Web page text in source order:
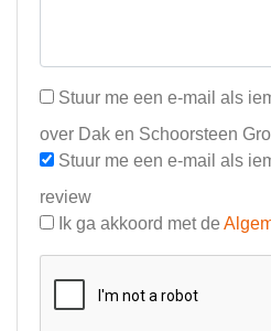
Stuur me een e-mail als
over Dak en Schoorsteen
Stuur me een e-mail als
review
Ik ga akkoord met de